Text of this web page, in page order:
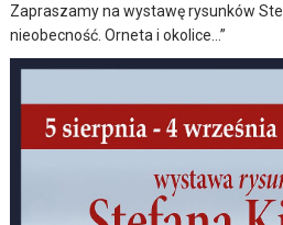
Zapraszamy na wystawę rysunków
nieobecność. Orneta i okolice…”